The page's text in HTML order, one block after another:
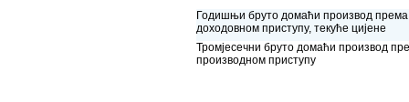
Годишњи бруто домаћи производ према
доходовном приступу, текуће цијене
Тромјесечни бруто домаћи производ
производном приступу